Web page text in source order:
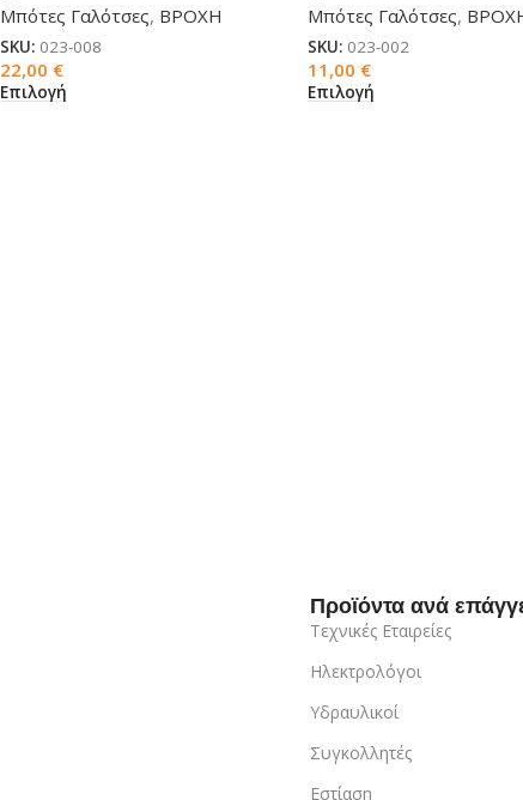
Μπότες Γαλότσες, ΒΡΟΧΗ
SKU: 023-008
22,00 €
Επιλογή
Μπότες Γαλότσες,
SKU: 023-002
11,00 €
Επιλογή
Προϊόντα ανά
Τεχνικές Εταιρείες
Ηλεκτρολόγοι
Υδραυλικοί
Συγκολλητές
Εστίαση